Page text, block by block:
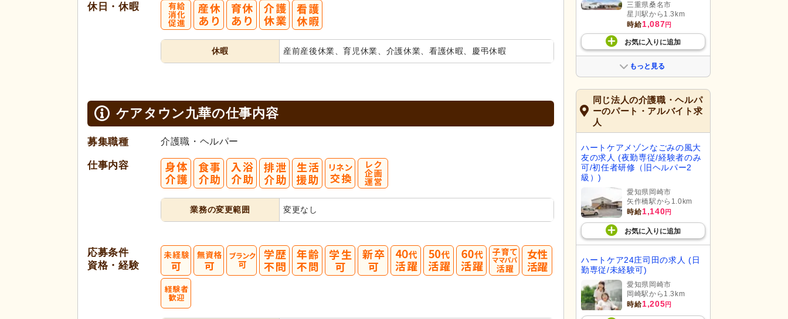
休日・休暇
休暇 産前産後休業、育児休業、介護休業、看護休暇、慶弔休暇
ケアタウン九華の仕事内容
募集職種 介護職・ヘルパー
仕事内容
業務の変更範囲 変更なし
応募条件
資格・経験
三重県桑名市
星川駅から1.3km
時給1,087円
お気に入り に追加
もっと見る
同じ法人の介護職・ヘルパ
ーのパート・アルバイト求
人
ハートケアメゾンなごみの風大
友の求人 (夜勤専従/経験者のみ
可/初任者研修（旧ヘルパー2
級）)
愛知県岡崎市
矢作橋駅から1.0km
時給1,140円
お気に入り に追加
ハートケア24庄司田の求人 (日
勤専従/未経験可)
愛知県岡崎市
岡崎駅から1.3km
時給1,205円